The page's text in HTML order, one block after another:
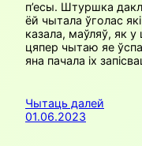
п’есы. Штуршка
ёй чытала ўголас
казала, маўляў, як у
цяпер чытаю яе
яна пачала іх
Чытаць далей
01.06.2023